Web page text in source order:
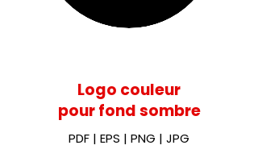
Logo couleur
pour fond sombre
PDF | EPS | PNG | JPG